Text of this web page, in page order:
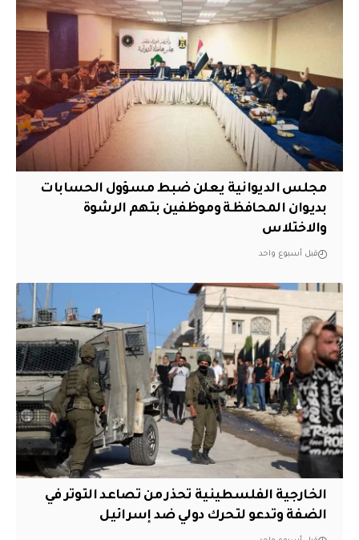
مجلس الديوانية يعلن ضبط مسؤول الحسابات
بديوان المحافظة وموظفين بتهم الرشوة
والاختلاس
قبل أسبوع واحد
الخارجية الفلسطينية تحذر من تصاعد التوتر في
الضفة وتدعو لتحرك دولي ضد إسرائيل